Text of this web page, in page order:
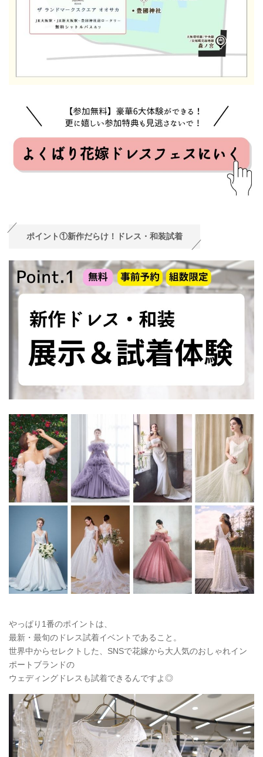
ポイント①新作だらけ！ドレス・和装試着
やっぱり1番のポイントは、
最新・最旬のドレス試着イベントであること。
世界中からセレクトした、SNSで花嫁から大人気のおしゃれイン
ポートブランドの
ウェディングドレスも試着できるんですよ◎